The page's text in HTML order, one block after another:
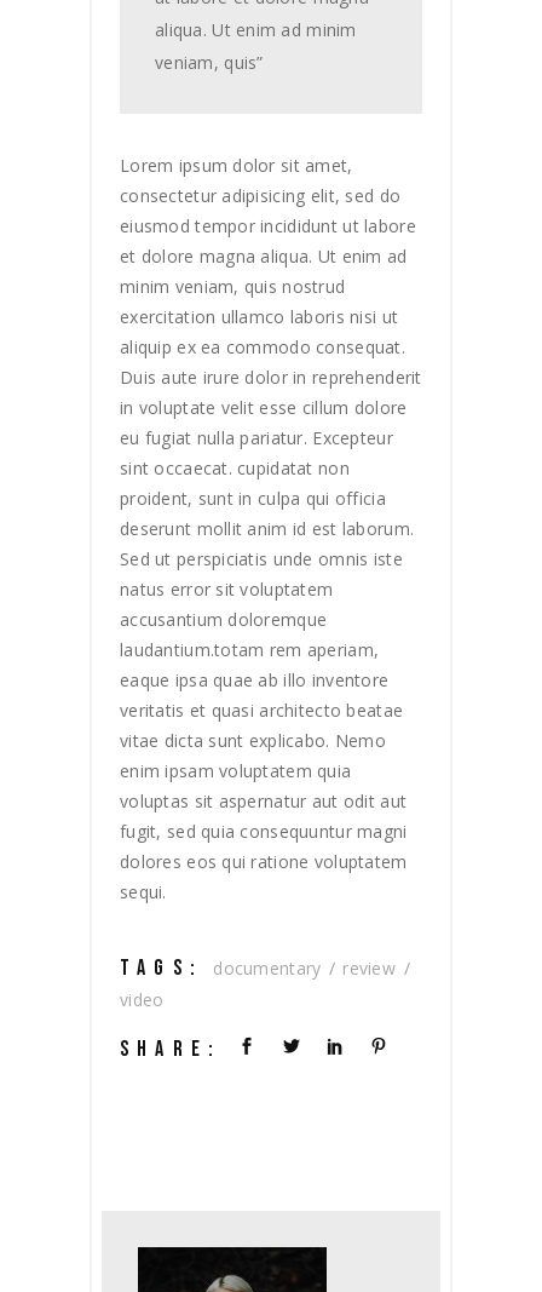
aliqua. Ut enim ad minim
veniam, quis”
Lorem ipsum dolor sit amet,
consectetur adipisicing elit, sed do
eiusmod tempor incididunt ut labore
et dolore magna aliqua. Ut enim ad
minim veniam, quis nostrud
exercitation ullamco laboris nisi ut
aliquip ex ea commodo consequat.
Duis aute irure dolor in reprehenderit
in voluptate velit esse cillum dolore
eu fugiat nulla pariatur. Excepteur
sint occaecat. cupidatat non
proident, sunt in culpa qui officia
deserunt mollit anim id est laborum.
Sed ut perspiciatis unde omnis iste
natus error sit voluptatem
accusantium doloremque
laudantium.totam rem aperiam,
eaque ipsa quae ab illo inventore
veritatis et quasi architecto beatae
vitae dicta sunt explicabo. Nemo
enim ipsam voluptatem quia
voluptas sit aspernatur aut odit aut
fugit, sed quia consequuntur magni
dolores eos qui ratione voluptatem
sequi.
TAGS: documentary
review
video
SHARE: